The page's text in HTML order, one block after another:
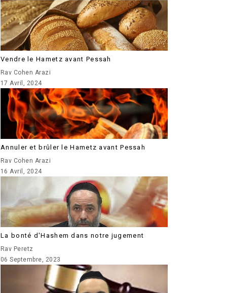
Vendre le Hametz avant Pessah
Rav Cohen Arazi
17 Avril, 2024
Annuler et brûler le Hametz avant Pessah
Rav Cohen Arazi
16 Avril, 2024
La bonté d'Hashem dans notre jugement
Rav Peretz
06 Septembre, 2023